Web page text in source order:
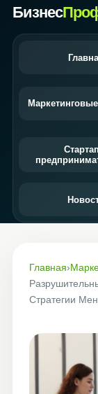
Бизнес
Маркетинговые
Главная›
Стратегии